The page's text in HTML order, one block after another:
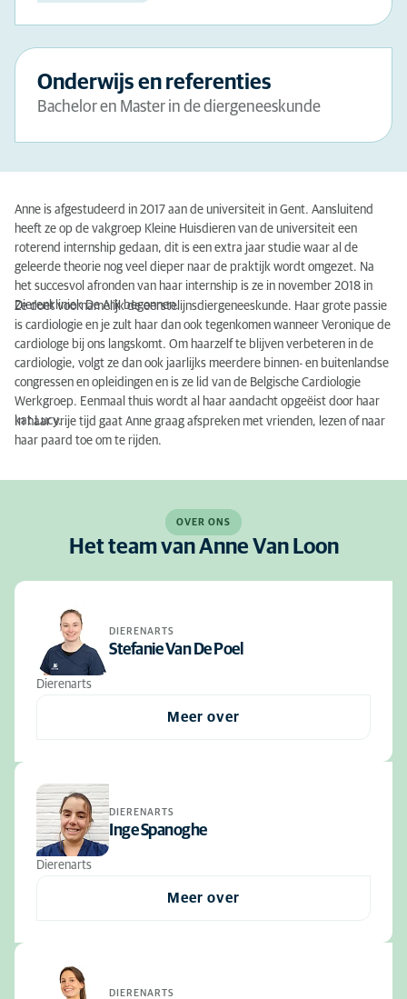
Onderwijs en referenties
Bachelor en Master in de diergeneeskunde
Anne is afgestudeerd in 2017 aan de universiteit in Gent. Aansluitend
heeft ze op de vakgroep Kleine Huisdieren van de universiteit een
roterend internship gedaan, dit is een extra jaar studie waar al de
geleerde theorie nog veel dieper naar de praktijk wordt omgezet. Na
het succesvol afronden van haar internship is ze in november 2018 in
Dierenkliniek De Ark begonnen.
Ze doet voornamelijk de eerstelijnsdiergeneeskunde. Haar grote passie
is cardiologie en je zult haar dan ook tegenkomen wanneer Veronique de
cardiologe bij ons langskomt. Om haarzelf te blijven verbeteren in de
cardiologie, volgt ze dan ook jaarlijks meerdere binnen- en buitenlandse
congressen en opleidingen en is ze lid van de Belgische Cardiologie
Werkgroep. Eenmaal thuis wordt al haar aandacht opgeëist door haar
kat Lucy.
In haar vrije tijd gaat Anne graag afspreken met vrienden, lezen of naar
haar paard toe om te rijden.
OVER ONS
Het team van Anne Van Loon
DIERENARTS
Stefanie Van De Poel
Dierenarts
Meer over
DIERENARTS
Inge Spanoghe
Dierenarts
Meer over
DIERENARTS